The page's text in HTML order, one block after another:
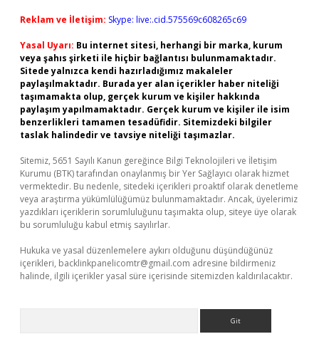
Reklam ve İletişim: Skype: live:.cid.575569c608265c69
Yasal Uyarı: Bu internet sitesi, herhangi bir marka, kurum
veya şahıs şirketi ile hiçbir bağlantısı bulunmamaktadır.
Sitede yalnızca kendi hazırladığımız makaleler
paylaşılmaktadır. Burada yer alan içerikler haber niteliği
taşımamakta olup, gerçek kurum ve kişiler hakkında
paylaşım yapılmamaktadır. Gerçek kurum ve kişiler ile isim
benzerlikleri tamamen tesadüfidir. Sitemizdeki bilgiler
taslak halindedir ve tavsiye niteliği taşımazlar.
Sitemiz, 5651 Sayılı Kanun gereğince Bilgi Teknolojileri ve İletişim
Kurumu (BTK) tarafından onaylanmış bir Yer Sağlayıcı olarak hizmet
vermektedir. Bu nedenle, sitedeki içerikleri proaktif olarak denetleme
veya araştırma yükümlülüğümüz bulunmamaktadır. Ancak, üyelerimiz
yazdıkları içeriklerin sorumluluğunu taşımakta olup, siteye üye olarak
bu sorumluluğu kabul etmiş sayılırlar.
Hukuka ve yasal düzenlemelere aykırı olduğunu düşündüğünüz
içerikleri, backlinkpanelicomtr@gmail.com adresine bildirmeniz
halinde, ilgili içerikler yasal süre içerisinde sitemizden kaldırılacaktır.